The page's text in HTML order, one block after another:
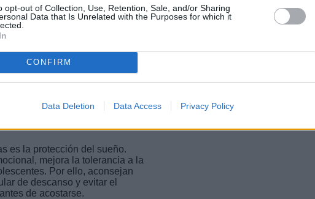
opt-out of Collection, Use, Retention, Sale, and/or Sharing
Data that Is Unrelated with the Purposes for which it
CONFIRM
Data Deletion Data Access Privacy Policy
referentes familiares, por lo que
del móvil y compartir tiempos de
Infanto-juvenil de la Gerencia
vacaciones es importante
de socialización con
de autonomía como recoger su
sea un tiempo acordado
es la protección del sueño.
mejora la tolerancia a la
Por ello, aconsejan
de descanso y evitar el
de acostarse.